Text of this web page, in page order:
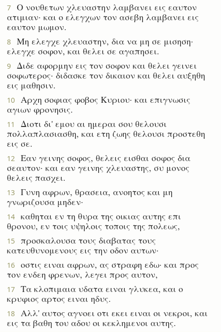
7
Ο νουθετων χλευαστην λαμβανει εις εαυτον
ατιμιαν· και ο ελεγχων τον ασεβη λαμβανει εις
εαυτον μωμον.
8
Μη ελεγχε χλευαστην, δια να μη σε μισηση·
ελεγχε σοφον, και θελει σε αγαπησει.
9
Διδε αφορμην εις τον σοφον και θελει γεινει
σοφωτερος· διδασκε τον δικαιον και θελει αυξηθη
εις μαθησιν.
10
Αρχη σοφιας φοβος Κυριου· και επιγνωσις
αγιων φρονησις.
11
Διοτι δι' εμου αι ημεραι σου θελουσι
πολλαπλασιασθη, και ετη ζωης θελουσι προστεθη
εις σε.
12
Εαν γεινης σοφος, θελεις εισθαι σοφος δια
σεαυτον· και εαν γεινης χλευαστης, συ μονος
θελεις πασχει.
13
Γυνη αφρων, θρασεια, ανοητος και μη
γνωριζουσα μηδεν·
14
καθηται εν τη θυρα της οικιας αυτης επι
θρονου, εν τοις υψηλοις τοποις της πολεως,
15
προσκαλουσα τους διαβατας τους
κατευθυνομενους εις την οδον αυτων·
16
οστις ειναι αφρων, ας στραφη εδω· και προς
τον ενδεη φρενων, λεγει προς αυτον,
17
Τα κλοπιμαια υδατα ειναι γλυκεα, και ο
κρυφιος αρτος ειναι ηδυς.
18
Αλλ' αυτος αγνοει οτι εκει ειναι οι νεκροι, και
εις τα βαθη του αδου οι κεκλημενοι αυτης.